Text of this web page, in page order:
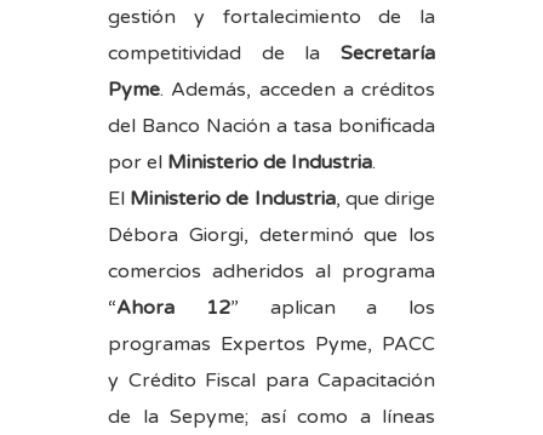
gestión y fortalecimiento de la
competitividad de la Secretaría
Pyme. Además, acceden a créditos
del Banco Nación a tasa bonificada
por el Ministerio de Industria.
El Ministerio de Industria, que dirige
Débora Giorgi, determinó que los
comercios adheridos al programa
“Ahora 12” aplican a los
programas Expertos Pyme, PACC
y Crédito Fiscal para Capacitación
de la Sepyme; así como a líneas